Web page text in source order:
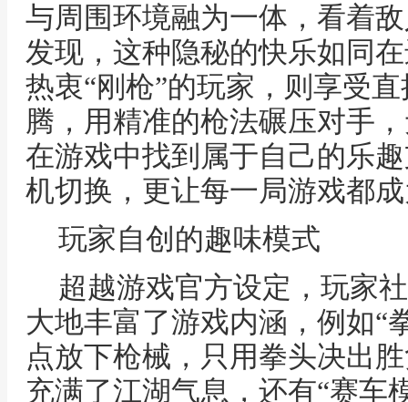
与周围环境融为一体，看着
发现，这种隐秘的快乐如同
热衷“刚枪”的玩家，则享受
腾，用精准的枪法碾压对手
在游戏中找到属于自己的乐
机切换，更让每一局游戏都
玩家自创的趣味模式
超越游戏官方设定，玩家
大地丰富了游戏内涵，例如“
点放下枪械，只用拳头决出
充满了江湖气息，还有“赛车